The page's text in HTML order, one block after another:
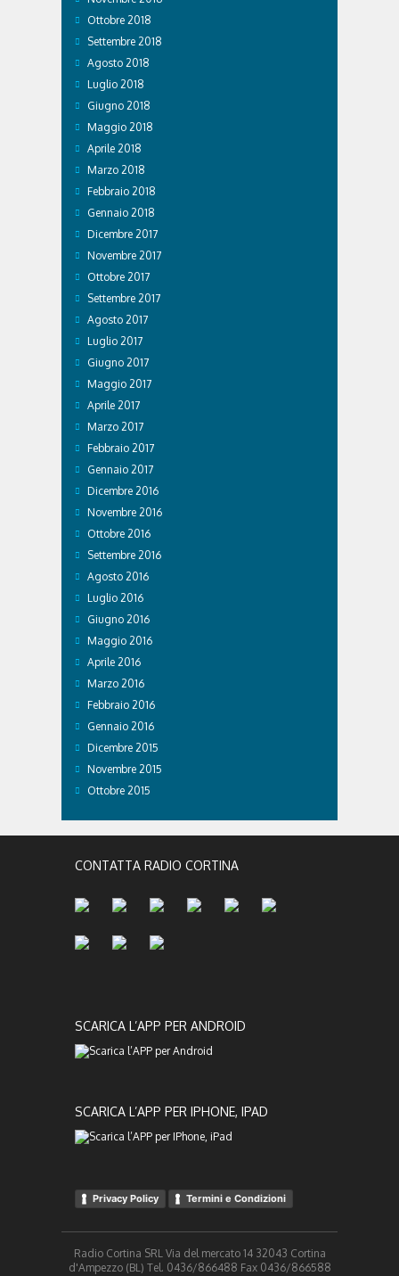
Ottobre 2018
Settembre 2018
Agosto 2018
Luglio 2018
Giugno 2018
Maggio 2018
Aprile 2018
Marzo 2018
Febbraio 2018
Gennaio 2018
Dicembre 2017
Novembre 2017
Ottobre 2017
Settembre 2017
Agosto 2017
Luglio 2017
Giugno 2017
Maggio 2017
Aprile 2017
Marzo 2017
Febbraio 2017
Gennaio 2017
Dicembre 2016
Novembre 2016
Ottobre 2016
Settembre 2016
Agosto 2016
Luglio 2016
Giugno 2016
Maggio 2016
Aprile 2016
Marzo 2016
Febbraio 2016
Gennaio 2016
Dicembre 2015
Novembre 2015
Ottobre 2015
CONTATTA RADIO CORTINA
SCARICA L’APP PER ANDROID
SCARICA L’APP PER IPHONE, IPAD
Privacy Policy Termini e Condizioni
Radio Cortina SRL Via del mercato 14 32043 Cortina
d'Ampezzo (BL) Tel. 0436/866488 Fax 0436/866588